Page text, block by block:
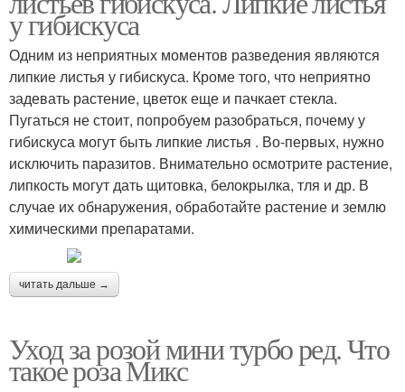
у гибискуса
Одним из неприятных моментов разведения являются
липкие листья у гибискуса. Кроме того, что неприятно
задевать растение, цветок еще и пачкает стекла.
Пугаться не стоит, попробуем разобраться, почему у
гибискуса могут быть липкие листья . Во-первых, нужно
исключить паразитов. Внимательно осмотрите растение,
липкость могут дать щитовка, белокрылка, тля и др. В
случае их обнаружения, обработайте растение и землю
химическими препаратами.
читать дальше →
Уход за розой мини турбо ред. Что
такое роза Микс